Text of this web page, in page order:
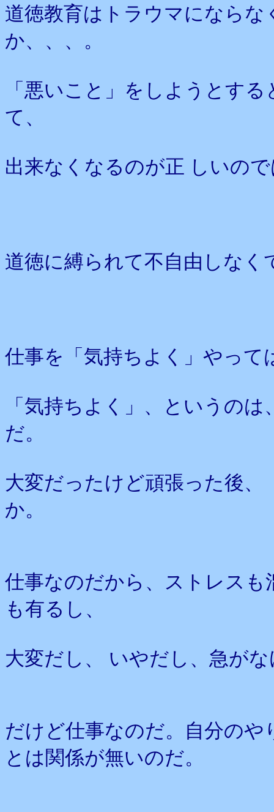
道徳教育はトラウマになら
か、、、。
「悪いこと」をしようとす
て、
出来なくなるのが正 しいの
道徳に縛られて不自由しな
仕事を「気持ちよく」やって
「気持ちよく」、というの
だ。
大変だったけど頑張った後
か。
仕事なのだから、ストレス
も有るし、
大変だし、 いやだし、急が
だけど仕事なのだ。自分の
とは関係が無いのだ。